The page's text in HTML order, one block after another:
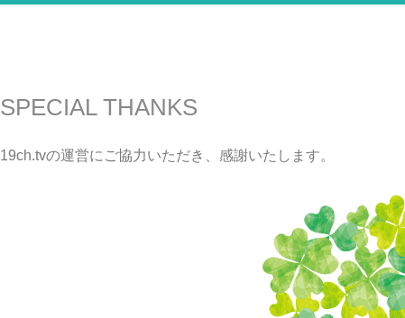
SPECIAL THANKS
19ch.tvの運営にご協力いただき、感謝いたします。